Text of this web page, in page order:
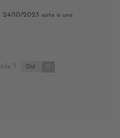
24/10/2023 suite à une
? Oui 0